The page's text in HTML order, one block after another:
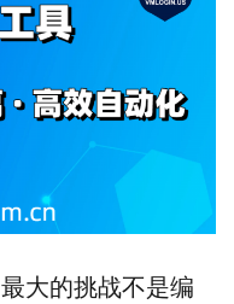
大的挑战不是编